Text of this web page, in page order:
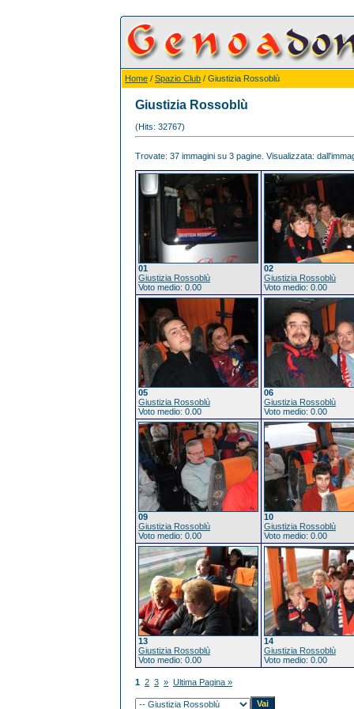
Home / Spazio Club / Giustizia Rossoblù
Giustizia Rossoblù
(Hits: 32767)
Trovate: 37 immagini su 3 pagine. Visualizzata:
01
Giustizia Rossoblù
Voto medio: 0.00
02
Giustizia Rossoblù
Voto medio: 0.00
05
Giustizia Rossoblù
Voto medio: 0.00
06
Giustizia Rossoblù
Voto medio: 0.00
09
Giustizia Rossoblù
Voto medio: 0.00
10
Giustizia Rossoblù
Voto medio: 0.00
13
Giustizia Rossoblù
Voto medio: 0.00
14
Giustizia Rossoblù
Voto medio: 0.00
1 2 3 » Ultima Pagina »